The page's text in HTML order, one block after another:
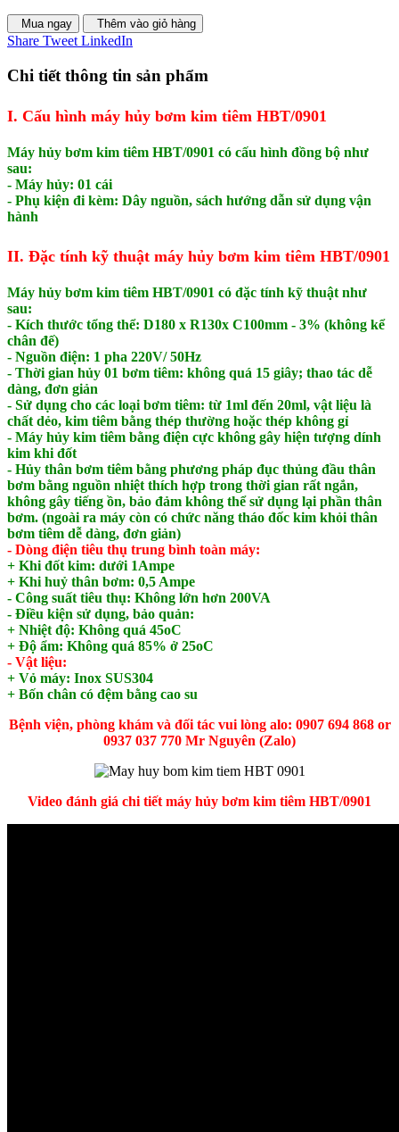
Mua ngay Thêm vào giỏ hàng
Share Tweet LinkedIn
Chi tiết thông tin sản phẩm
I. Cấu hình máy hủy bơm kim tiêm HBT/0901
Máy hủy bơm kim tiêm HBT/0901 có cấu hình đồng bộ như
sau:
- Máy hủy: 01 cái
- Phụ kiện đi kèm: Dây nguồn, sách hướng dẫn sử dụng vận
hành
II. Đặc tính kỹ thuật máy hủy bơm kim tiêm HBT/0901
Máy hủy bơm kim tiêm HBT/0901 có đặc tính kỹ thuật như
sau:
- Kích thước tổng thể: D180 x R130x C100mm - 3% (không kể
chân đế)
- Nguồn điện: 1 pha 220V/ 50Hz
- Thời gian hủy 01 bơm tiêm: không quá 15 giây; thao tác dễ
dàng, đơn giản
- Sử dụng cho các loại bơm tiêm: từ 1ml đến 20ml, vật liệu là
chất dẻo, kim tiêm bằng thép thường hoặc thép không gỉ
- Máy hủy kim tiêm bằng điện cực không gây hiện tượng dính
kim khi đốt
- Hủy thân bơm tiêm bằng phương pháp đục thủng đầu thân
bơm bằng nguồn nhiệt thích hợp trong thời gian rất ngắn,
không gây tiếng ồn, bảo đảm không thể sử dụng lại phần thân
bơm. (ngoài ra máy còn có chức năng tháo đốc kim khỏi thân
bơm tiêm dễ dàng, đơn giản)
- Dòng điện tiêu thụ trung bình toàn máy:
+ Khi đốt kim: dưới 1Ampe
+ Khi huỷ thân bơm: 0,5 Ampe
- Công suất tiêu thụ: Không lớn hơn 200VA
- Điều kiện sử dụng, bảo quản:
+ Nhiệt độ: Không quá 45oC
+ Độ ẩm: Không quá 85% ở 25oC
- Vật liệu:
+ Vỏ máy: Inox SUS304
​+ Bốn chân có đệm bằng cao su
Bệnh viện, phòng khám và đối tác vui lòng alo: 0907 694 868 or
0937 037 770 Mr Nguyên (Zalo)
Video đánh giá chi tiết máy hủy bơm kim tiêm HBT/0901